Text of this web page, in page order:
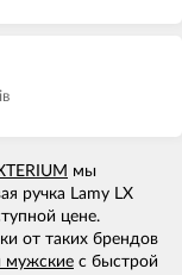
мы
ручка Lamy LX
цене.
от таких брендов
мужские с быстрой